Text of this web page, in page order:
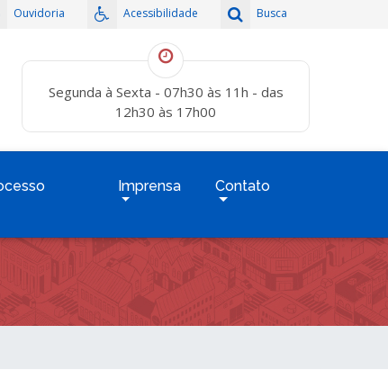
Busca
Acessibilidade
Ouvidoria
Segunda à Sexta - 07h30 às 11h - das
12h30 às 17h00
Imprensa Contato